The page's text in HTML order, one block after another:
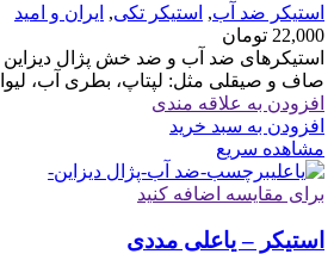
استیکر ضد آب, استیکر تکی, ایران و امید
22,000 تومان
استیکرهای ضد آب و ضد خش پژال
صاف و صیقلی مثل: لپتاپ، بطری آب،
افزودن به علاقه مندی
افزودن به سبد خرید
مشاهده سریع
برای مقایسه اضافه کنید
استیکر – یاعلی مددی